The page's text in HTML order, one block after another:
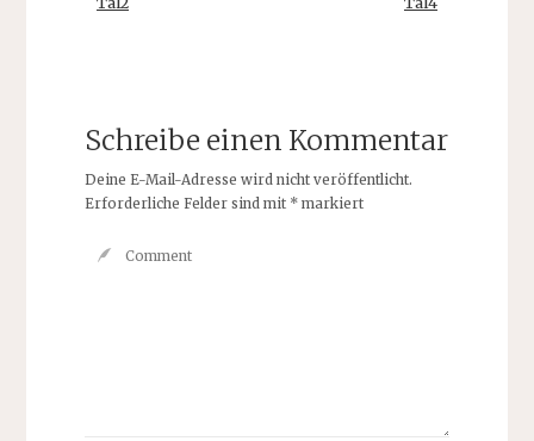
Schreibe einen Kommentar
Deine E-Mail-Adresse wird nicht veröffentlicht.
Erforderliche Felder sind mit *markiert